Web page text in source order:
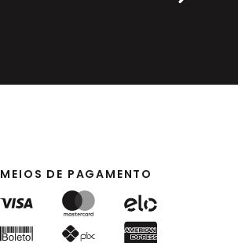
MEIOS DE PAGAMENTO